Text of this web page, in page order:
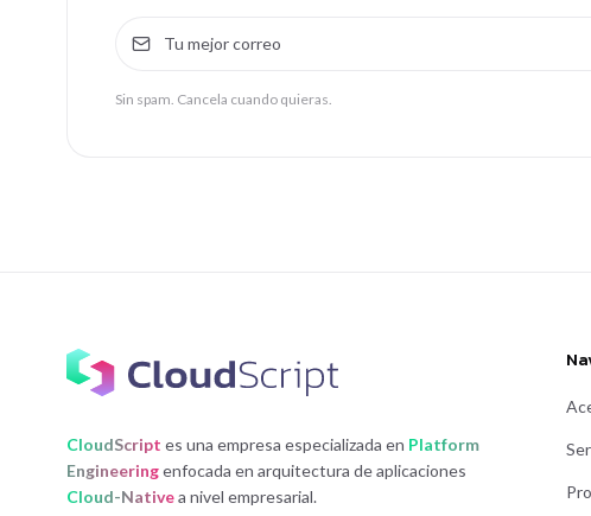
Sin spam. Cancela cuando quieras.
CloudScript es una empresa especializada en Platform
Engineeringenfocada en arquitectura de aplicaciones
Cloud-Nativea nivel empresarial.